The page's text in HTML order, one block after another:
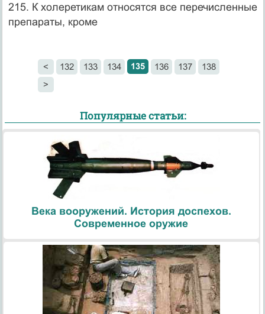
215. К холеретикам относятся все перечисленные
препараты, кроме
< 132 133 134 135 136 137
138
>
Популярные статьи:
Века вооружений. История доспехов.
Современное оружие